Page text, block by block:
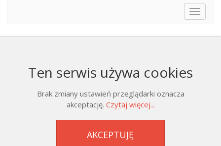
Toggle
Ten serwis używa cookies
Brak zmiany ustawień przeglądarki oznacza
akceptację. Czytaj więcej...
AKCEPTUJĘ